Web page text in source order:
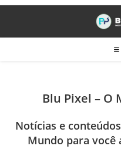
Blu Pixel – O
Notícias e
Mundo para você